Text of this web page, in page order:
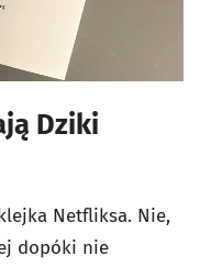
Dziki
Netfliksa. Nie,
dopóki nie